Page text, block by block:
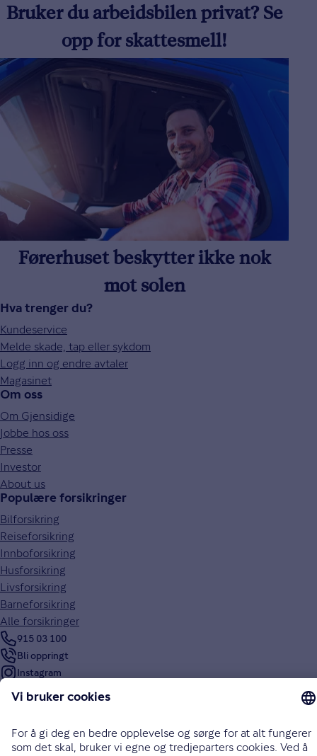
Bruker du arbeidsbilen privat? Se
opp for skattesmell!
Førerhuset beskytter ikke nok
mot solen
Hva trenger du?
Kundeservice
Melde skade, tap eller sykdom
Logg inn og endre avtaler
Magasinet
Om oss
Om Gjensidige
Jobbe hos oss
Presse
Investor
About us
Populære forsikringer
Bilforsikring
Reiseforsikring
Innboforsikring
Husforsikring
Livsforsikring
Barneforsikring
Alle forsikringer
915 03 100
Bli oppringt
Instagram
LinkedIn
Endre cookieinnstillinger